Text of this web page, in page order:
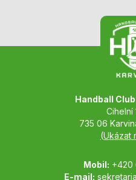
Handball
Cihelní
735 06
(Ukázat
Mobil: +420
E-mail: